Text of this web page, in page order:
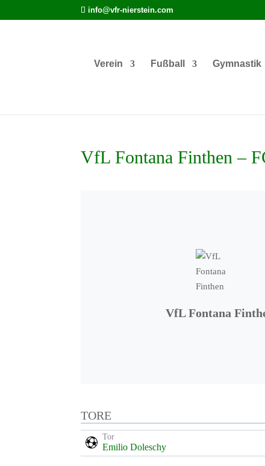
info@vfr-nierstein.com
Verein Fußball Gymnastik
VfL Fontana Finthen –
VfL Fontana
TORE
Tor
Emilio Doleschy